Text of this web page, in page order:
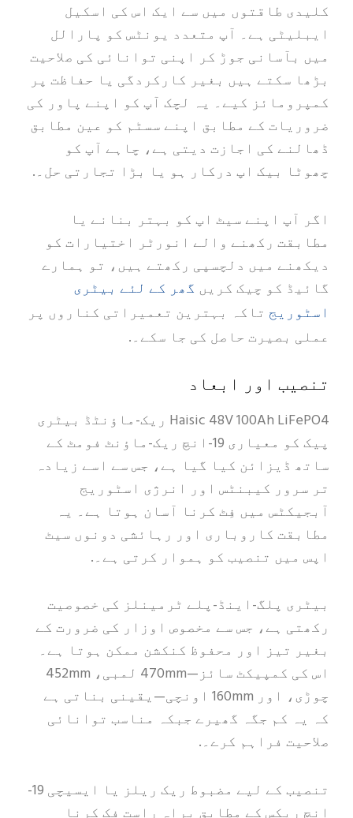
کلیدی طاقتوں میں سے ایک اس کی اسکیل
ایبلیٹی ہے۔ آپ متعدد یونٹس کو پارالل
میں بآسانی جوڑ کر اپنی توانائی کی صلاحیت
بڑھا سکتے ہیں بغیر کارکردگی یا حفاظت پر
کمپرومائز کیے۔ یہ لچک آپ کو اپنے پاور کی
ضروریات کے مطابق اپنے سسٹم کو عین مطابق
ڈھالنے کی اجازت دیتی ہے، چاہے آپ کو
چھوٹا بیک اپ درکار ہو یا بڑا تجارتی حل۔.
اگر آپ اپنے سیٹ اپ کو بہتر بنانے یا
مطابقت رکھنے والے انورٹر اختیارات کو
دیکھنے میں دلچسپی رکھتے ہیں، تو ہمارے
گائیڈ کو چیک کریں گھر کے لئے بیٹری
اسٹوریج تاکہ بہترین تعمیراتی کناروں پر
عملی بصیرت حاصل کی جا سکے۔.
تنصیب اور ابعاد
Haisic 48V 100Ah LiFePO4 ریک-ماؤنٹڈ بیٹری
پیک کو معیاری 19-انچ ریک-ماؤنٹ فومٹ کے
ساتھ ڈیزائن کیا گیا ہے، جس سے اسے زیادہ
تر سرور کیبنٹس اور انرژی اسٹوریج
آبجیکٹس میں فِٹ کرنا آسان ہوتا ہے۔ یہ
مطابقت کاروباری اور رہائشی دونوں سیٹ
اپس میں تنصیب کو ہموار کرتی ہے۔.
بیٹری پلگ-اینڈ-پلے ٹرمینلز کی خصوصیت
رکھتی ہے، جس سے مخصوص اوزار کی ضرورت کے
بغیر تیز اور محفوظ کنکشن ممکن ہوتا ہے۔
اس کی کمپیکٹ سائز—470mm لمبی، 452mm
چوڑی، اور 160mm اونچی—یقینی بناتی ہے
کہ یہ کم جگہ گھیرے جبکہ مناسب توانائی
صلاحیت فراہم کرے۔.
تنصیب کے لیے مضبوط ریک ریلز یا ایسیچی 19-